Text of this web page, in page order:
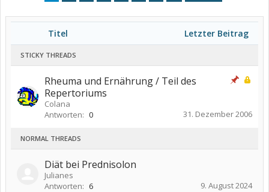
Titel Letzter Beitrag
STICKY THREADS
Rheuma und Ernährung / Teil des
Repertoriums
Colana
Antworten: 0 31. Dezember 2006
NORMAL THREADS
Diät bei Prednisolon
Julianes
Antworten: 6 9. August 2024